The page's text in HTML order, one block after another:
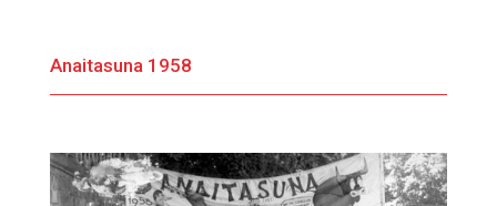
Anaitasuna 1958